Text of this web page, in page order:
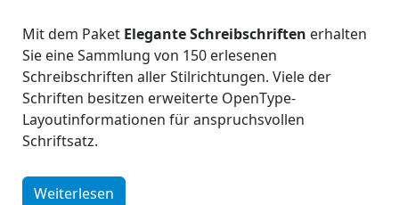
Mit dem Paket Elegante Schreibschriften erhalten
Sie eine Sammlung von 150 erlesenen
Schreibschriften aller Stilrichtungen. Viele der
Schriften besitzen erweiterte OpenType-
Layoutinformationen für anspruchsvollen
Schriftsatz.
Weiterlesen